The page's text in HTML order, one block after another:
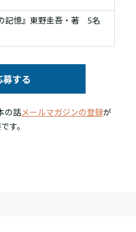
記憶』東野圭吾・著 5名
募する
の話メールマガジンの登録が
す。